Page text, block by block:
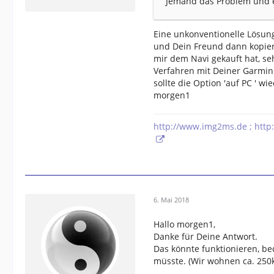
Eine unkonventionelle
und Dein Freund dann
mir dem Navi gekauft hat,
Verfahren mit Deiner
sollte die Option 'auf PC '
morgen1
http://www.img2ms.de ;
6. Mai 2018
Hallo morgen1,
Danke für Deine Antwort.
Das könnte funktionieren,
müsste. (Wir wohnen ca.